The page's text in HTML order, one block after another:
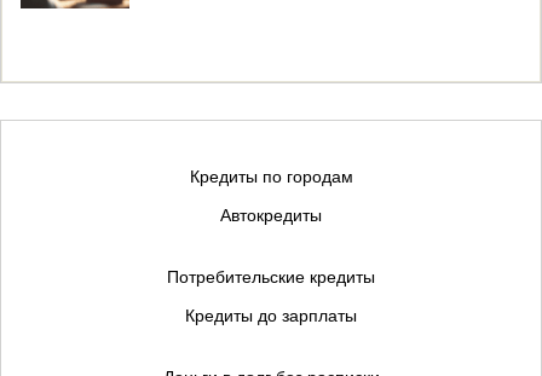
Кредиты по городам
Автокредиты
Потребительские кредиты
Кредиты до зарплаты